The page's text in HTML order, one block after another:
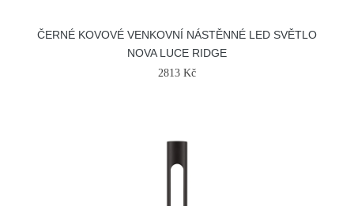
ČERNÉ KOVOVÉ VENKOVNÍ NÁSTĚNNÉ LED SVĚTLO
NOVA LUCE RIDGE
2813 Kč